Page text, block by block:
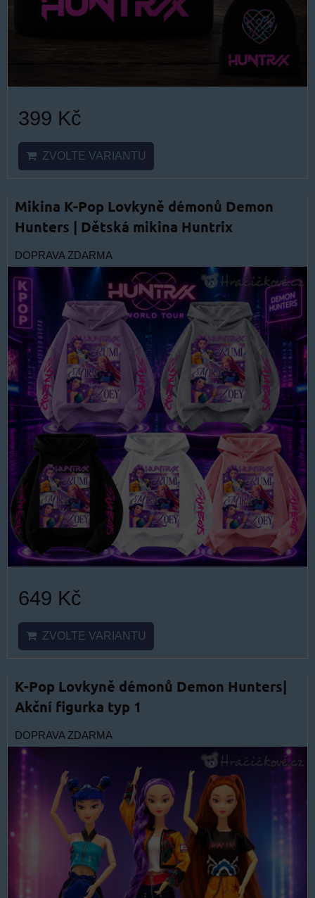
399 Kč
ZVOLTE VARIANTU
Mikina K-Pop Lovkyně démonů Demon
Hunters | Dětská mikina Huntrix
DOPRAVA ZDARMA
649 Kč
ZVOLTE VARIANTU
K-Pop Lovkyně démonů Demon Hunters|
Akční figurka typ 1
DOPRAVA ZDARMA